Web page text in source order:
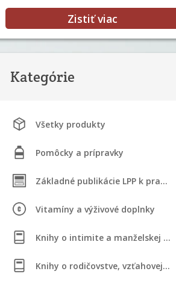
Zistiť viac
Kategórie
Všetky produkty
Pomôcky a prípravky
Základné publikácie LPP k praktizovaniu STM
Vitamíny a výživové doplnky
Knihy o intimite a manželskej sexualite
Knihy o rodičovstve, vzťahovej výchove a dojčení